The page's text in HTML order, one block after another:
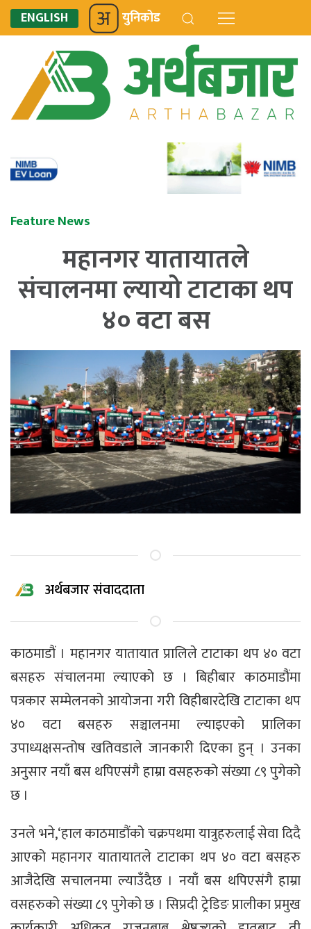
ENGLISH युनिकोड
Feature News
महानगर यातायातले
संचालनमा ल्यायो टाटाका थप
४० वटा बस
अर्थबजार संवाददाता
काठमाडौं । महानगर यातायात प्रालिले टाटाका थप ४० वटा
बसहरु संचालनमा ल्याएको छ । बिहीबार काठमाडौंमा
पत्रकार सम्मेलनको आयोजना गरी विहीबारदेखि टाटाका थप
४० वटा बसहरु सञ्चालनमा ल्याइएको प्रालिका
उपाध्यक्षसन्तोष खतिवडाले जानकारी दिएका हुन् । उनका
अनुसार नयाँ बस थपिएसंगै हाम्रा वसहरुको संख्या ८९ पुगेको
छ ।
उनले भने,‘हाल काठमाडौंको चक्रपथमा यात्रुहरुलाई सेवा दिदै
आएको महानगर यातायातले टाटाका थप ४० वटा बसहरु
आजैदेखि सचालनमा ल्याउँदैछ । नयाँ बस थपिएसंगै हाम्रा
वसहरुको संख्या ८९ पुगेको छ । सिप्रदी ट्रेडिङ प्रालीका प्रमुख